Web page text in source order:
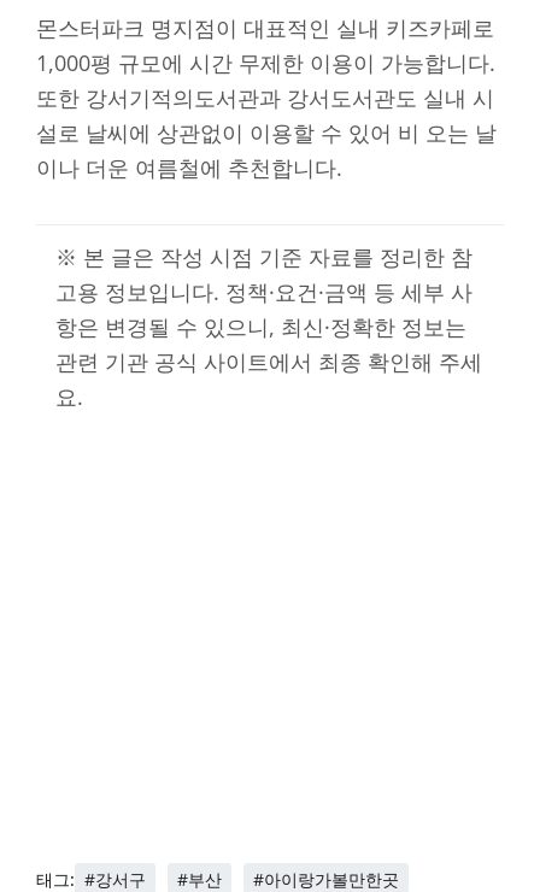
몬스터파크 명지점이 대표적인 실내 키즈카페로
1,000평 규모에 시간 무제한 이용이 가능합니다.
또한 강서기적의도서관과 강서도서관도 실내 시
설로 날씨에 상관없이 이용할 수 있어 비 오는 날
이나 더운 여름철에 추천합니다.
※ 본 글은 작성 시점 기준 자료를 정리한 참
고용 정보입니다. 정책·요건·금액 등 세부 사
항은 변경될 수 있으니, 최신·정확한 정보는
관련 기관 공식 사이트에서 최종 확인해 주세
요.
태그: #강서구 #부산 #아이랑가볼만한곳